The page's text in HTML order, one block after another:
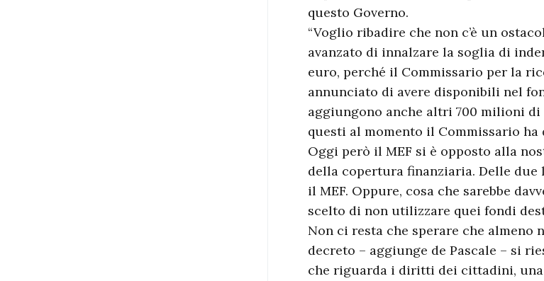
questo Governo.
“Voglio ribadire che non c’è un
avanzato di innalzare la soglia di
euro, perché il Commissario per la
annunciato di avere disponibili nel
aggiungono anche altri 700 milioni
questi al momento il Commissario
Oggi però il MEF si è opposto alla
della copertura finanziaria. Delle due
il MEF. Oppure, cosa che sarebbe
scelto di non utilizzare quei fondi
Non ci resta che sperare che almeno
decreto – aggiunge de Pascale – si
che riguarda i diritti dei cittadini, una